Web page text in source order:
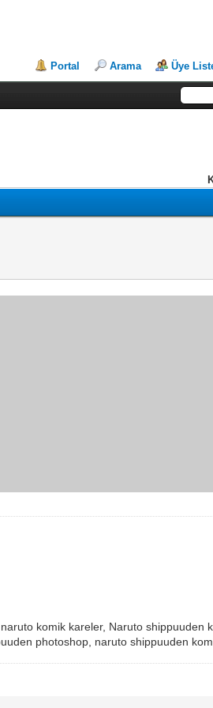
Portal Arama Üye
komik kareler, Naruto shippuuden
photoshop, naruto shippuuden